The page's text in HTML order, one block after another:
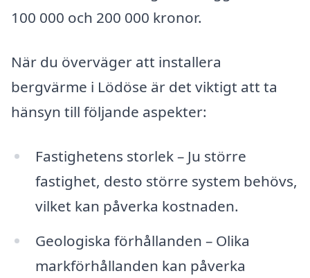
100 000 och 200 000 kronor.
När du överväger att installera
bergvärme i Lödöse är det viktigt att ta
hänsyn till följande aspekter:
Fastighetens storlek – Ju större
fastighet, desto större system behövs,
vilket kan påverka kostnaden.
Geologiska förhållanden – Olika
markförhållanden kan påverka